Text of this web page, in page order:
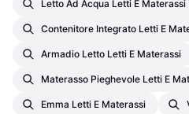
Letto Ad Acqua Letti E Materassi
Contenitore Integrato Letti E
Armadio Letto Letti E Materassi
Materasso Pieghevole Letti E
Emma Letti E Materassi